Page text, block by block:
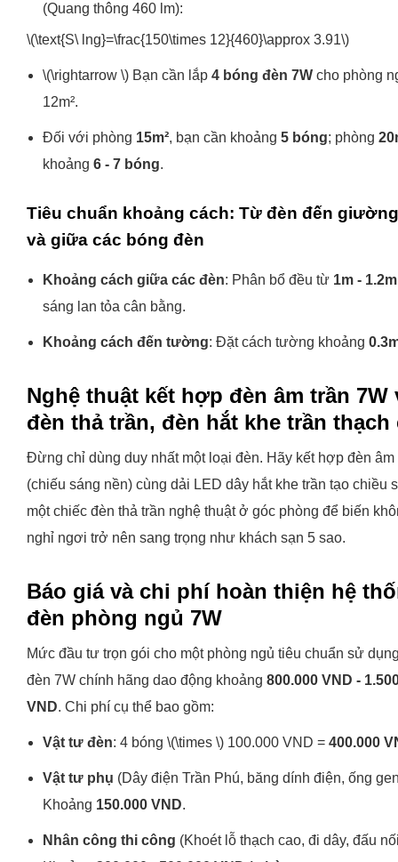
(Quang thông 460 lm):
\(\text{S\ lng}=\frac{150\times 12}{460}\approx 3.91\)
\(\rightarrow \) Bạn cần lắp 4 bóng đèn 7W cho phòng
12m².
Đối với phòng 15m², bạn cần khoảng 5 bóng; phòng
khoảng 6 - 7 bóng.
Tiêu chuẩn khoảng cách: Từ đèn đến
và giữa các bóng đèn
Khoảng cách giữa các đèn: Phân bổ đều từ 1m - 1.2m
sáng lan tỏa cân bằng.
Khoảng cách đến tường: Đặt cách tường khoảng
Nghệ thuật kết hợp đèn âm trần 7W
đèn thả trần, đèn hắt khe trần thạch
Đừng chỉ dùng duy nhất một loại đèn. Hãy kết hợp đèn âm
(chiếu sáng nền) cùng dải LED dây hắt khe trần tạo chiều
một chiếc đèn thả trần nghệ thuật ở góc phòng để biến
nghỉ ngơi trở nên sang trọng như khách sạn 5 sao.
Báo giá và chi phí hoàn thiện hệ
đèn phòng ngủ 7W
Mức đầu tư trọn gói cho một phòng ngủ tiêu chuẩn sử
đèn 7W chính hãng dao động khoảng 800.000 VND -
VND. Chi phí cụ thể bao gồm:
Vật tư đèn: 4 bóng \(\times \) 100.000 VND = 400.000
Vật tư phụ (Dây điện Trần Phú, băng dính điện, ống
Khoảng 150.000 VND.
Nhân công thi công (Khoét lỗ thạch cao, đi dây, đấu